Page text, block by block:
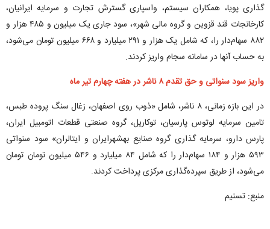
گذاری پویا، همکاران سیستم، واسپاری گسترش تجارت و سرمایه ایرانیان،
کارخانجات قند قزوین و گروه مالی شهر»، سود جاری یک میلیون و ۴۸۵ هزار و
۸۸۲ سهام‌دار را، که شامل یک هزار و ۲۹۱ میلیارد و ۶۶۸ میلیون تومان می‌شود،
به حساب آنها در سامانه سجام واریز کردند.
واریز سود سنواتی و حق تقدم ۸ ناشر در هفته چهارم تیر ماه
در این بازه زمانی، ۸ ناشر، شامل «ذوب روی اصفهان، زغال سنگ پروده طبس،
تامین سرمایه لوتوس پارسیان، توکاریل، گروه صنعتی قطعات اتومبیل ایران،
پارس دارو، سرمایه گذاری گروه صنایع بهشهرایران و ایتالران» سود سنواتی
۵۹۳ هزار و ۱۸۴ سهام‌دار را که شامل ۸۴ میلیارد و ۵۴۶ میلیون تومان تومان
می‌شود، از طریق سپرده‌گذاری مرکزی پرداخت کردند.
منبع: تسنیم